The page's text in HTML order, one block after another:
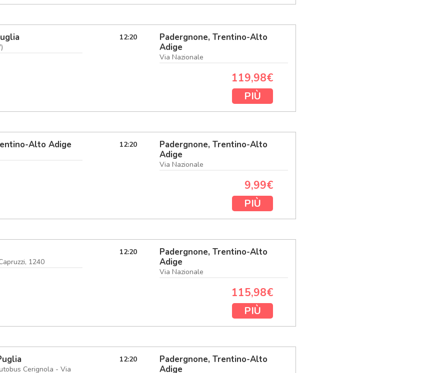
12:20
Padergnone, Trentino-Alto
Adige
Via Nazionale
119,98€
PIÙ
Alto Adige 12:20
Padergnone, Trentino-Alto
Adige
Via Nazionale
9,99€
PIÙ
1240
12:20
Padergnone, Trentino-Alto
Adige
Via Nazionale
115,98€
PIÙ
Cerignola - Via
12:20
Padergnone, Trentino-Alto
Adige